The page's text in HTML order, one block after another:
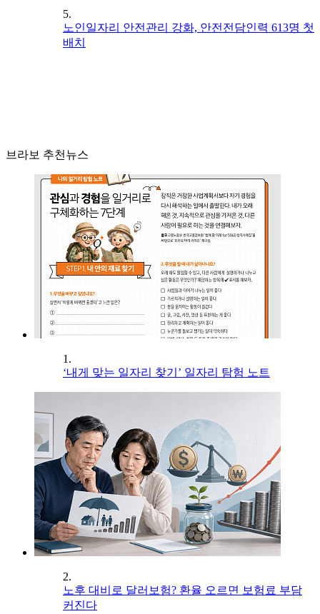
5.
노인일자리 안전관리 강화, 안전전담인력 613명 첫
배치
브라보 추천뉴스
1.
‘내게 맞는 일자리 찾기’ 일자리 탐험 노트
2.
노후 대비로 달러보험? 환율 오르면 보험료 부담
커진다